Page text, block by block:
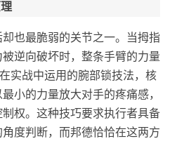
也最脆弱的关节之一。当拇指
逆向破坏时，整条手臂的力量
实战中运用的腕部锁技法，核
小的力量放大对手的疼痛感，
权。这种技巧要求执行者具备
度判断，而邦德恰恰在这两方